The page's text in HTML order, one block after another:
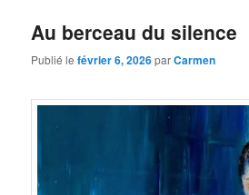
Au berceau du silence
Publié lefévrier 6, 2026parCarmen